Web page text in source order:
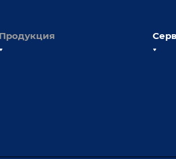
Продукция